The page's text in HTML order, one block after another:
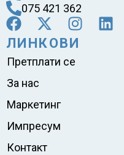
075 421 362
ЛИНКОВИ
Претплати се
За нас
Маркетинг
Импресум
Контакт